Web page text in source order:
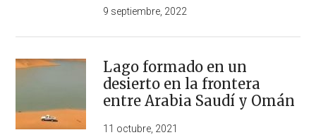
9 septiembre, 2022
Lago formado en un
desierto en la frontera
entre Arabia Saudí y Omán
11 octubre, 2021